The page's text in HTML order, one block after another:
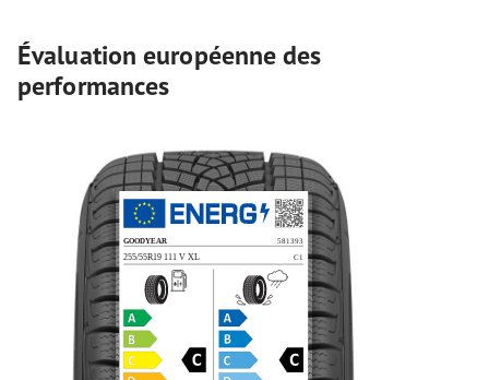
Évaluation européenne des
performances